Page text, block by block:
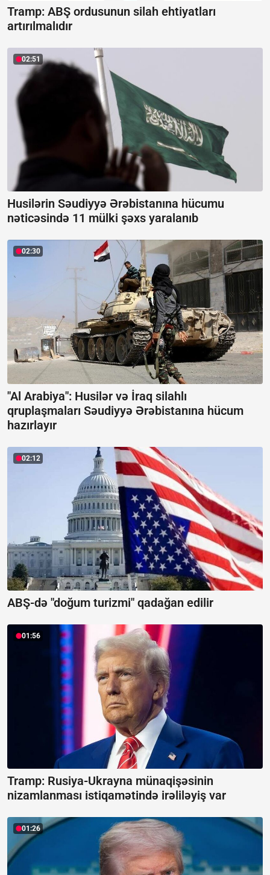
Tramp: ABŞ ordusunun silah ehtiyatları
artırılmalıdır
02:51
Husilərin Səudiyyə Ərəbistanına hücumu
nəticəsində 11 mülki şəxs yaralanıb
02:30
"Al Arabiya": Husilər və İraq silahlı
qruplaşmaları Səudiyyə Ərəbistanına hücum
hazırlayır
02:12
ABŞ-də "doğum turizmi" qadağan edilir
01:56
Tramp: Rusiya-Ukrayna münaqişəsinin
nizamlanması istiqamətində irəliləyiş var
01:26